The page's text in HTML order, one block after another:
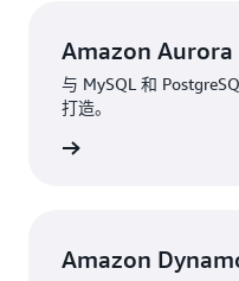
Amazon Aurora
与 MySQL 和
打造。
Amazon